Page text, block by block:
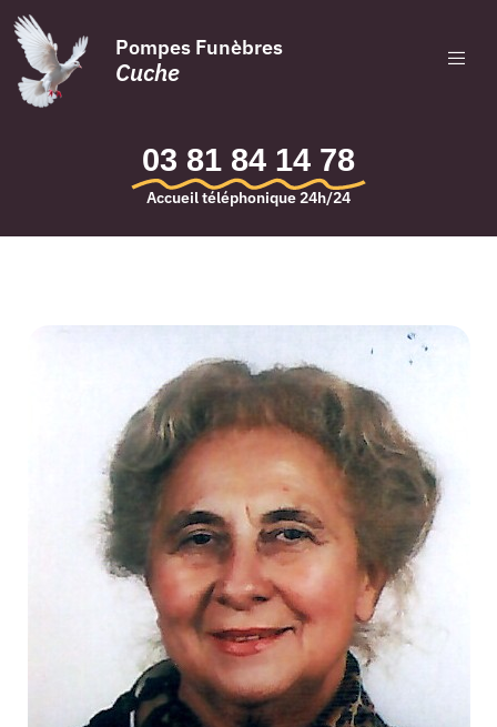
Pompes Funèbres
Cuche
03 81 84 14 78
Accueil téléphonique 24h/24